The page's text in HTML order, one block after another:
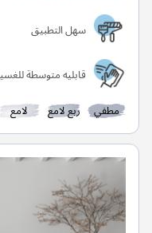
سهل التطبيق
قابليه متوسطة
مطفي
ربع لامع لامع